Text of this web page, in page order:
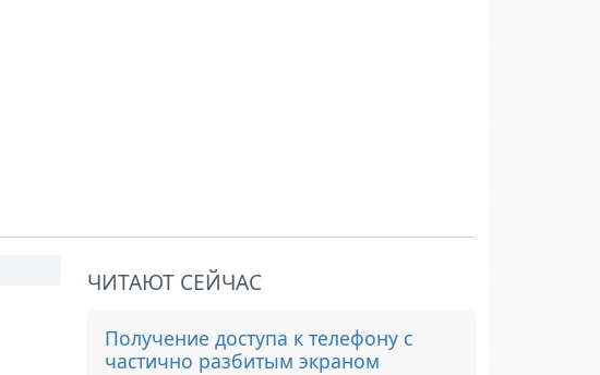
ЧИТАЮТ СЕЙЧАС
Получение доступа к телефону с
частично разбитым экраном